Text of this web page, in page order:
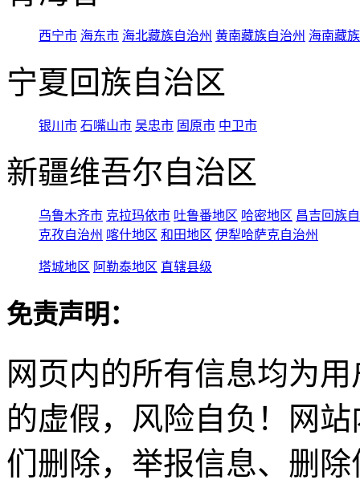
西宁市 海东市 海北藏族自治州 黄南藏族自治州 海南藏
宁夏回族自治区
银川市 石嘴山市 吴忠市 固原市 中卫市
新疆维吾尔自治区
乌鲁木齐市 克拉玛依市 吐鲁番地区 哈密地区 昌吉回族
克孜自治州 喀什地区 和田地区 伊犁哈萨克自治州
塔城地区 阿勒泰地区 直辖县级
免责声明：
网页内的所有信息均为
的虚假，风险自负！网
们删除，举报信息、删